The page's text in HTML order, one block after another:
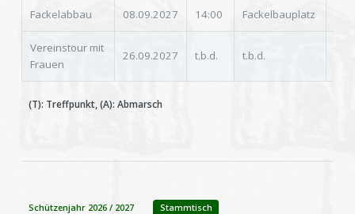
Fackelabbau 08.09.2027 14:00 Fackelbauplatz
Vereinstour mit
Frauen
26.09.2027 t.b.d. t.b.d.
(T): Treffpunkt, (A): Abmarsch
Schützenjahr 2026 / 2027 Stammtisch